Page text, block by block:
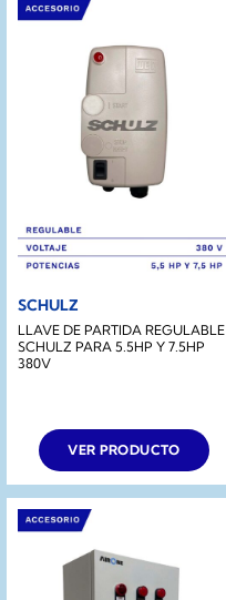
SCHULZ
LLAVE DE PARTIDA REGULABLE
SCHULZ PARA 5.5HP Y 7.5HP
380V
VER PRODUCTO